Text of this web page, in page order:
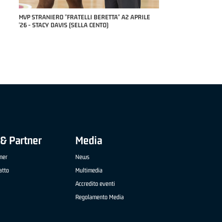
MVP "FRATELLI BERETTA" SAMUEL DILAS B
NAZIONALE APRILE '26 - MARCO RESTELLI (TAV
Partner Media
News
Multimedia
Accredito eventi
Regolamento Media